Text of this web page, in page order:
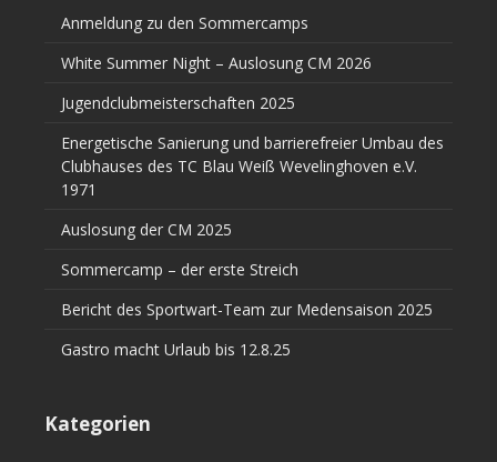
Anmeldung zu den Sommercamps
White Summer Night – Auslosung CM 2026
Jugendclubmeisterschaften 2025
Energetische Sanierung und barrierefreier Umbau des
Clubhauses des TC Blau Weiß Wevelinghoven e.V.
1971
Auslosung der CM 2025
Sommercamp – der erste Streich
Bericht des Sportwart-Team zur Medensaison 2025
Gastro macht Urlaub bis 12.8.25
Kategorien